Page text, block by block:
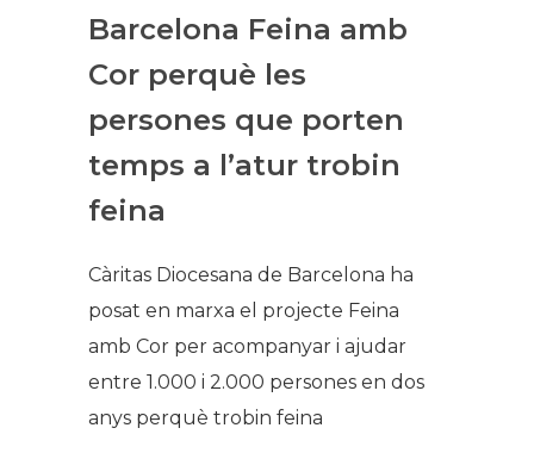
Barcelona Feina amb
Cor perquè les
persones que porten
temps a l’atur trobin
feina
Càritas Diocesana de Barcelona ha
posat en marxa el projecte Feina
amb Cor per acompanyar i ajudar
entre 1.000 i 2.000 persones en dos
anys perquè trobin feina